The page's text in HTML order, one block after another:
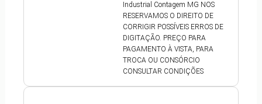
Industrial Contagem MG NOS
RESERVAMOS O DIREITO DE
CORRIGIR POSSÍVEIS ERROS DE
DIGITAÇÃO. PREÇO PARA
PAGAMENTO À VISTA, PARA
TROCA OU CONSÓRCIO
CONSULTAR CONDIÇÕES